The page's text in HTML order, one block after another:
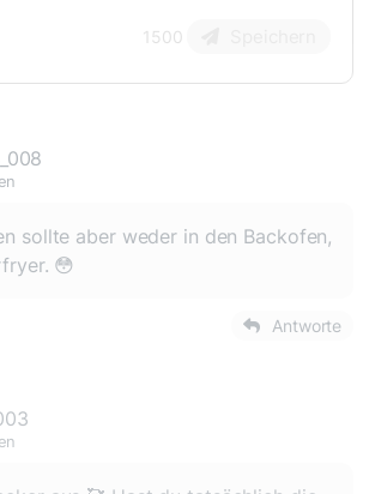
1500
sollte aber weder in den Backofen,
😳
Antworte